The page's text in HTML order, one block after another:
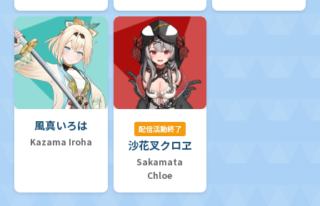
風真いろは
Kazama Iroha
配信活動終了
沙花叉クロヱ
Sakamata
Chloe